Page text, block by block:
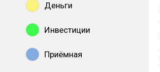
Деньги
Инвестиции
Приёмная